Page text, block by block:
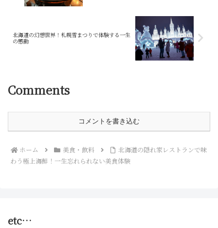
北海道の幻想世界！札幌雪まつりで体験する一生
の感動
Comments
コメントを書き込む
ホーム 美食・飲料
北海道の隠れ家レストランで味
わう極上海鮮！一生忘れられない美食体験
etc…